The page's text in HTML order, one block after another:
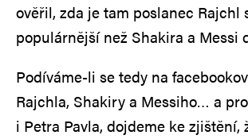
ověřil, zda je tam poslanec Rajchl
populárnější než Shakira a Messi
Podíváme-li se tedy na
Rajchla, Shakiry a Messiho… a
i Petra Pavla, dojdeme ke zjištění,